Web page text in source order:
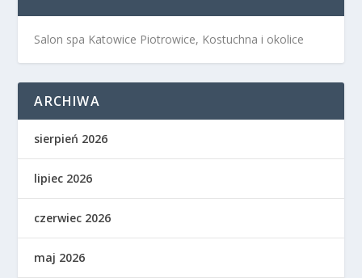
Salon spa Katowice Piotrowice, Kostuchna i okolice
ARCHIWA
sierpień 2026
lipiec 2026
czerwiec 2026
maj 2026